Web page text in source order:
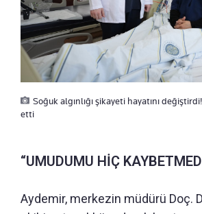
Soğuk algınlığı şikayeti hayatını
etti
“UMUDUMU HİÇ
Aydemir, merkezin müdürü Doç.